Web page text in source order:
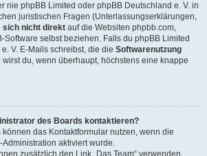
nie phpBB Limited oder phpBB Deutschland e. V. in
juristischen Fragen (Unterlassungserklärungen,
sich nicht direkt auf die Websiten phpbb.com,
Software selbst beziehen. Falls du phpBB Limited
V. E-Mails schreibst, die die Softwarenutzung
wirst du, wenn überhaupt, höchstens eine knappe
des Boards kontaktieren?
das Kontaktformular nutzen, wenn die
aktiviert wurde.
zusätzlich den Link „Das Team“ verwenden.